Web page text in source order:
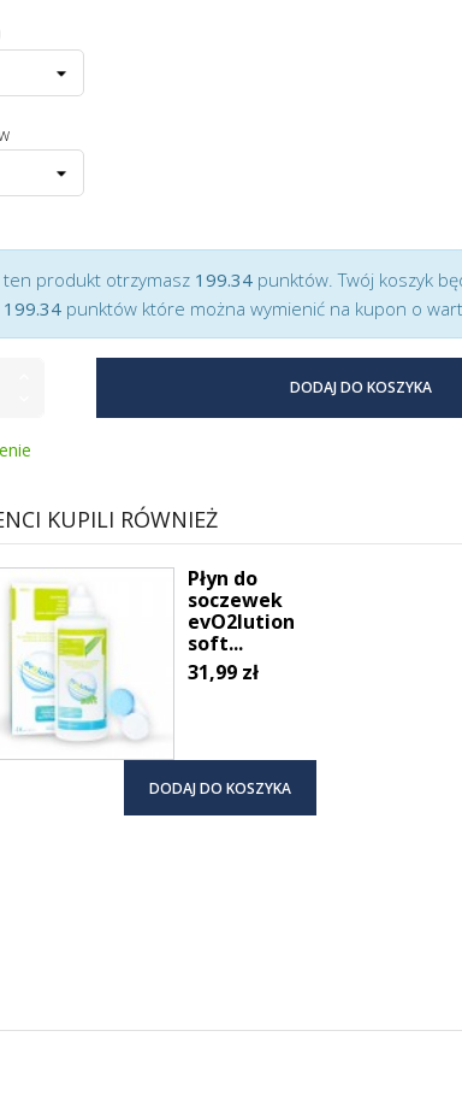
ten produkt otrzymasz 199.34 punktów. Twój koszyk
199.34 punktów które można wymienić na kupon o
DODAJ DO KOSZYKA
KUPILI RÓWNIEŻ
Płyn do
soczewek
evO2lution
soft...
31,99 zł
DODAJ DO KOSZYKA